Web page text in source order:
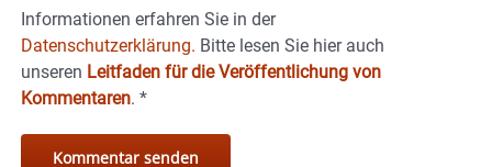
Informationen erfahren Sie in der
Datenschutzerklärung. Bitte lesen Sie hier auch
unseren Leitfaden für die Veröffentlichung von
Kommentaren. *